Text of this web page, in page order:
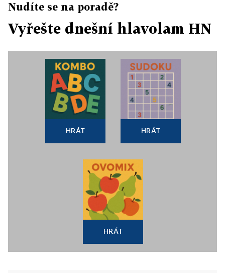
Nudíte se na poradě?
Vyřešte dnešní hlavolam HN
HRÁT HRÁT
HRÁT